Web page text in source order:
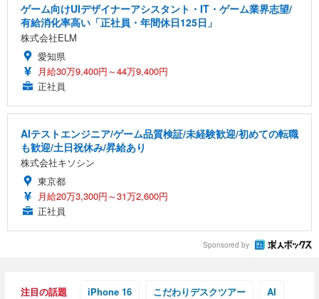
ゲーム向けUIデザイナーアシスタント・IT・ゲーム業界志望/
有給消化率高い「正社員・年間休日125日」
株式会社ELM
愛知県
月給30万9,400円～44万9,400円
正社員
AIテストエンジニア/ゲーム品質検証/未経験歓迎/初めての転職
も歓迎/土日祝休み/昇給あり
株式会社キソシン
東京都
月給20万3,300円～31万2,600円
正社員
Sponsored by
注目の話題 iPhone 16 こだわりデスクツアー AI